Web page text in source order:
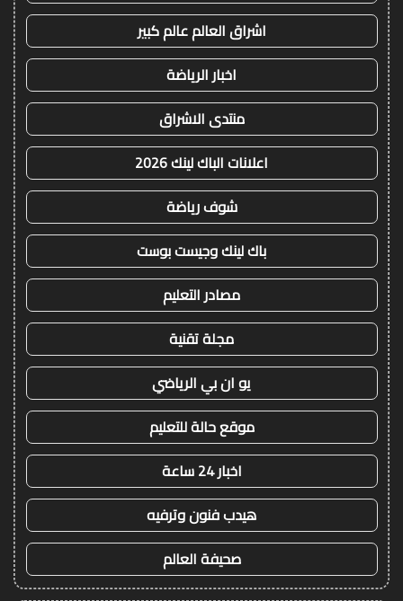
اشراق العالم عالم كبير
اخبار الرياضة
منتدى الاشراق
اعلانات الباك لينك 2026
شوف رياضة
باك لينك وجيست بوست
مصادر التعليم
مجلة تقنية
يو ان بي الرياضي
موقع حالة للتعليم
اخبار 24 ساعة
هيدب فنون وترفيه
صحيفة العالم